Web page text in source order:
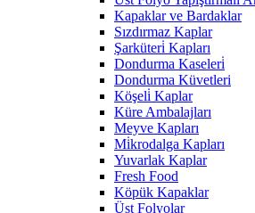
Kapaklar ve Bardaklar
Sızdırmaz Kaplar
Şarküteri̇ Kapları
Dondurma Kaseleri̇
Dondurma Küvetleri
Köşeli̇ Kaplar
Küre Ambalajları
Meyve Kapları
Mi̇krodalga Kapları
Yuvarlak Kaplar
Fresh Food
Köpük Kapaklar
Üst Folyolar